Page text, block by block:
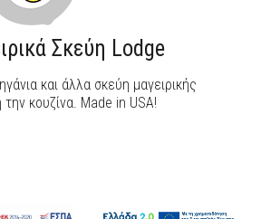
Σκεύη Lodge
και άλλα σκεύη μαγειρικής
την κουζίνα. Made in USA!